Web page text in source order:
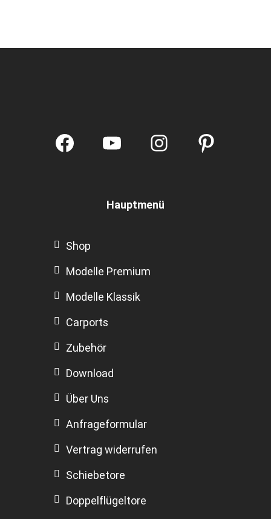
FacebookYouTubeInstagram
Hauptmenü
Shop
Modelle Premium
Modelle Klassik
Carports
Zubehör
Download
Über Uns
Anfrageformular
Vertrag widerrufen
Schiebetore
Doppelflügeltore